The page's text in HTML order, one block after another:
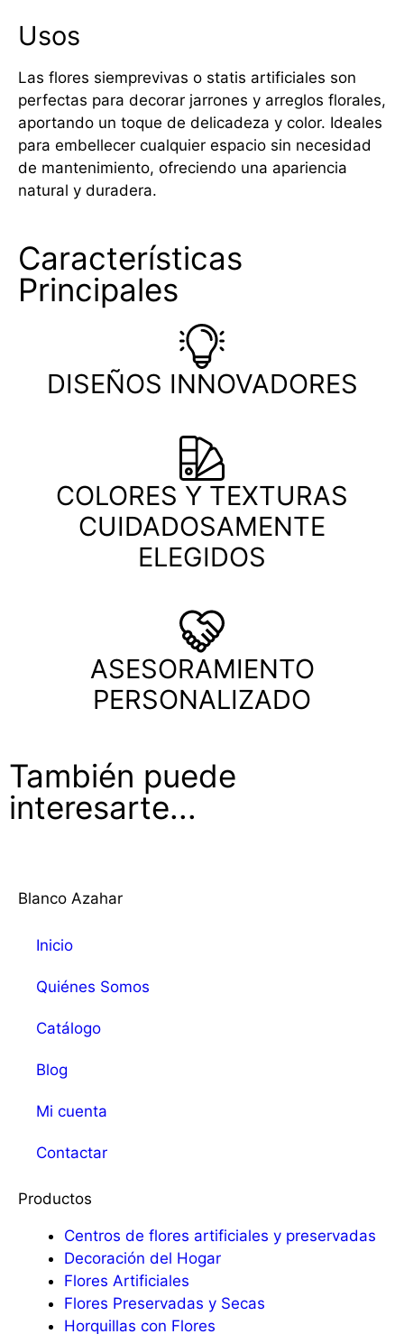
Usos
Las flores siemprevivas o statis artificiales son
perfectas para decorar jarrones y arreglos florales,
aportando un toque de delicadeza y color. Ideales
para embellecer cualquier espacio sin necesidad
de mantenimiento, ofreciendo una apariencia
natural y duradera.
Características
Principales
DISEÑOS INNOVADORES
COLORES Y TEXTURAS
CUIDADOSAMENTE
ELEGIDOS
ASESORAMIENTO
PERSONALIZADO
También puede
interesarte...
Blanco Azahar
Inicio
Quiénes Somos
Catálogo
Blog
Mi cuenta
Contactar
Productos
Centros de flores artificiales y preservadas
Decoración del Hogar
Flores Artificiales
Flores Preservadas y Secas
Horquillas con Flores